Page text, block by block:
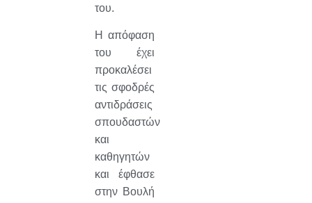
του.
Η απόφαση
του έχει
προκαλέσει
τις σφοδρές
αντιδράσεις
σπουδαστών
και
καθηγητών
και έφθασε
στην Βουλή